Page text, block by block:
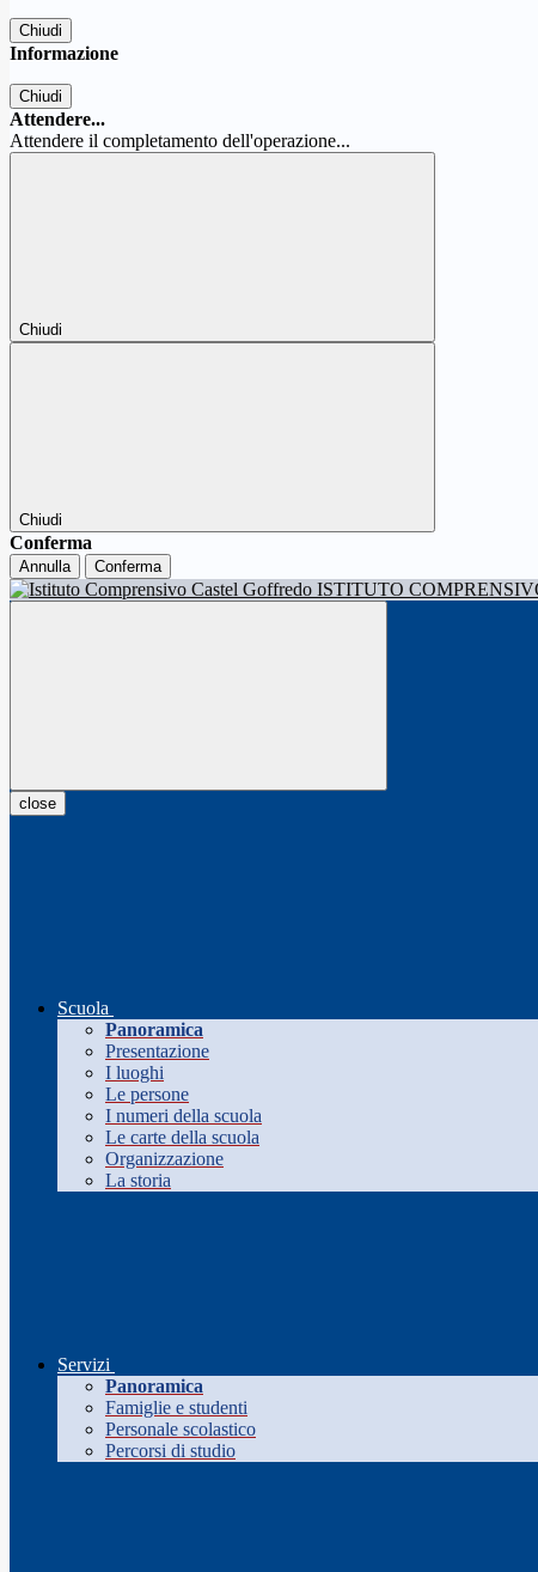
Chiudi
Informazione
Chiudi
Attendere...
Attendere il completamento dell'operazione...
Chiudi
Chiudi
Conferma
Annulla Conferma
ISTITUTO
close
Scuola
Panoramica
Presentazione
I luoghi
Le persone
I numeri della scuola
Le carte della scuola
Organizzazione
La storia
Servizi
Panoramica
Famiglie e studenti
Personale scolastico
Percorsi di studio